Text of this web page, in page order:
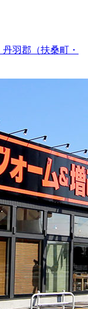
羽郡（扶桑町・